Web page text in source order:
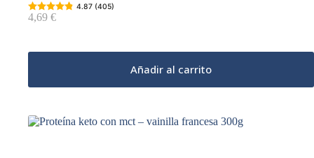
4.87 (405)
4,69 €
Añadir al carrito